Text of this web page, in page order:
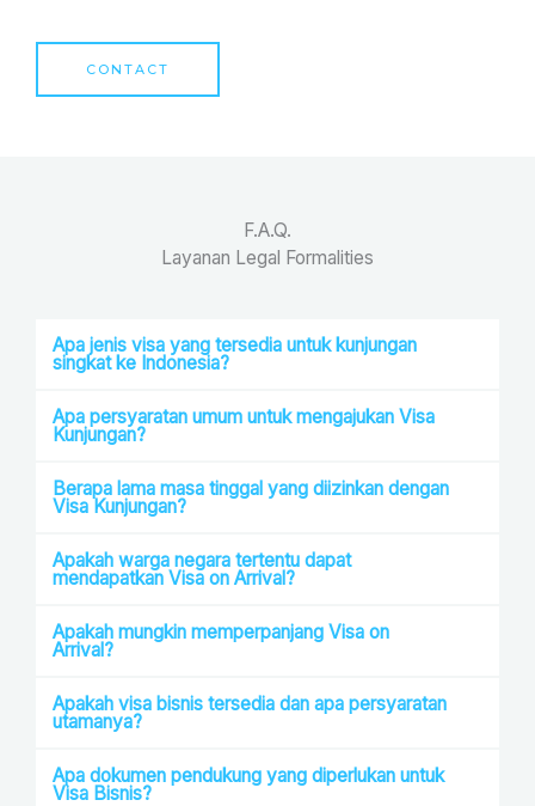
CONTACT
F.A.Q.
Layanan Legal Formalities
Apa jenis visa yang tersedia untuk kunjungan
singkat ke Indonesia?
Apa persyaratan umum untuk mengajukan Visa
Kunjungan?
Berapa lama masa tinggal yang diizinkan dengan
Visa Kunjungan?
Apakah warga negara tertentu dapat
mendapatkan Visa on Arrival?
Apakah mungkin memperpanjang Visa on
Arrival?
Apakah visa bisnis tersedia dan apa persyaratan
utamanya?
Apa dokumen pendukung yang diperlukan untuk
Visa Bisnis?